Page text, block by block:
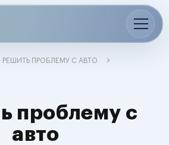
РЕШИТЬ ПРОБЛЕМУ С АВТО
проблему с
авто